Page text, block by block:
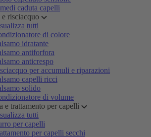
caduta capelli
e risciacquo
tutti
di colore
idratante
antiforfora
anticrespo
per accumuli e riparazioni
capelli ricci
solido
di volume
e trattamento per capelli
tutti
per capelli
per capelli secchi